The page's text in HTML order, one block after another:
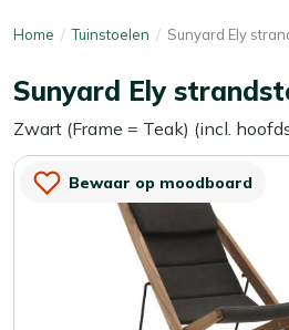
Home Tuinstoelen Sunyard Ely
Sunyard Ely
Zwart (Frame = Teak) (incl.
Bewaar op moodboard